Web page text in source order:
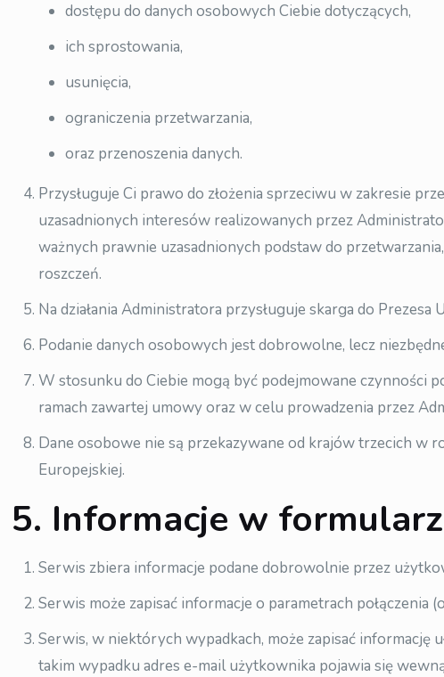
dostępu do danych osobowych Ciebie dotyczących,
ich sprostowania,
usunięcia,
ograniczenia przetwarzania,
oraz przenoszenia danych.
Przysługuje Ci prawo do złożenia sprzeciwu w zakresie
uzasadnionych interesów realizowanych przez
ważnych prawnie uzasadnionych podstaw do
roszczeń.
Na działania Administratora przysługuje skarga do
Podanie danych osobowych jest dobrowolne, lecz
W stosunku do Ciebie mogą być podejmowane czynności
ramach zawartej umowy oraz w celu prowadzenia przez
Dane osobowe nie są przekazywane od krajów trzecich w
Europejskiej.
5. Informacje w
Serwis zbiera informacje podane dobrowolnie przez
Serwis może zapisać informacje o parametrach połączenia
Serwis, w niektórych wypadkach, może zapisać informację
takim wypadku adres e-mail użytkownika pojawia się